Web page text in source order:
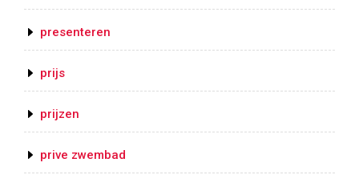
presenteren
prijs
prijzen
prive zwembad